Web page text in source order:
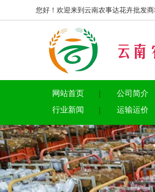
您好！欢迎来到云南农事达花卉批发
网站首页 公司简介
行业新闻
运输运价